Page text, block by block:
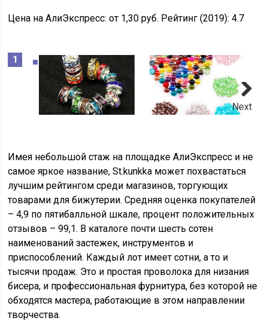
Цена на АлиЭкспресс:от 1,30 руб. Рейтинг (2019):4.7
Next
Имея небольшой стаж на площадке АлиЭкспресс и не
самое яркое название, St.kunkka может похвастаться
лучшим рейтингом среди магазинов, торгующих
товарами для бижутерии. Средняя оценка покупателей
– 4,9 по пятибалльной шкале, процент положительных
отзывов – 99,1. В каталоге почти шесть сотен
наименований застежек, инструментов и
приспособлений. Каждый лот имеет сотни, а то и
тысячи продаж. Это и простая проволока для низания
бисера, и профессиональная фурнитура, без которой не
обходятся мастера, работающие в этом направлении
творчества.